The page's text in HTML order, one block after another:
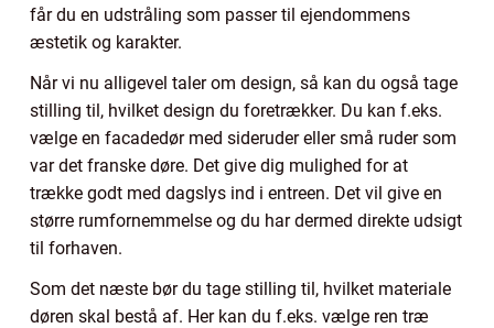
får du en udstråling som passer til ejendommens
æstetik og karakter.
Når vi nu alligevel taler om design, så kan du også tage
stilling til, hvilket design du foretrækker. Du kan f.eks.
vælge en facadedør med sideruder eller små ruder som
var det franske døre. Det give dig mulighed for at
trække godt med dagslys ind i entreen. Det vil give en
større rumfornemmelse og du har dermed direkte udsigt
til forhaven.
Som det næste bør du tage stilling til, hvilket materiale
døren skal bestå af. Her kan du f.eks. vælge ren træ